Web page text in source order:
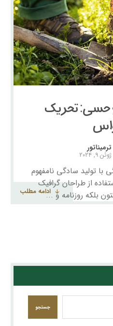
حسی: تحریک
ترمیناتور
ژوئن ۹, ۲۰۲۴
با تولید سادگی نامفهوم
از طراحان گرافیک
بلکه روزنامه و ...ادامه مطلب
جستجو